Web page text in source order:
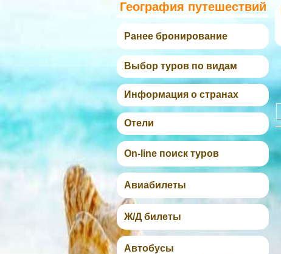
География путешествий
Ранее бронирование
Выбор туров по видам
Информация о странах
Отели
On-line поиск туров
Авиабилеты
Ж/Д билеты
Автобусы